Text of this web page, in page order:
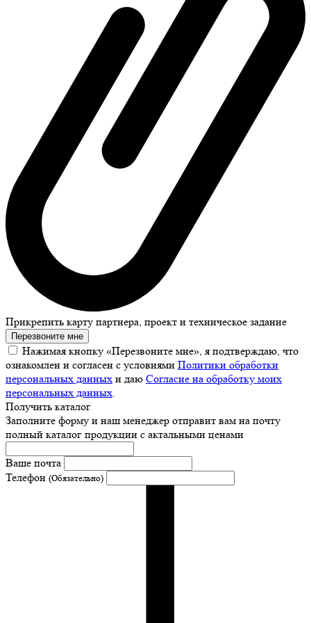
Прикрепить карту партнера, проект и техническое задание
Перезвоните мне
Нажимая кнопку «Перезвоните мне», я подтверждаю, что
ознакомлен и согласен с условиями Политики обработки
персональных данных и даю Согласие на обработку моих
персональных данных
Получить каталог
Заполните форму и наш менеджер отправит вам на почту
полный каталог продукции с актальными ценами
Ваше почта
Телефон (Обязательно)